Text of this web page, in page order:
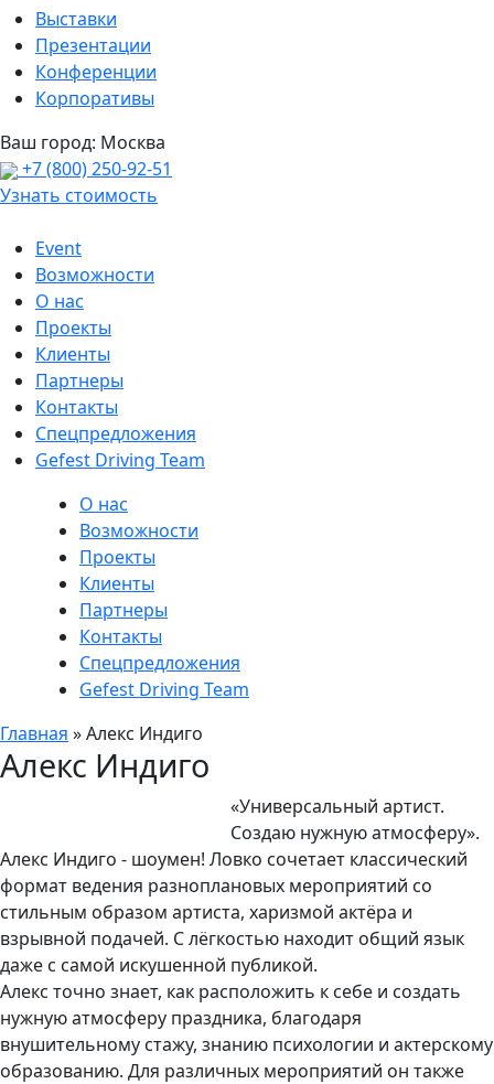
Выставки
Презентации
Конференции
Корпоративы
Ваш город: Москва
+7 (800) 250-92-51
Узнать стоимость
Event
Возможности
О нас
Проекты
Клиенты
Партнеры
Контакты
Спецпредложения
Gefest Driving Team
О нас
Возможности
Проекты
Клиенты
Партнеры
Контакты
Спецпредложения
Gefest Driving Team
Главная »Алекс Индиго
Алекс Индиго
«Универсальный артист.
Создаю нужную атмосферу».
Алекс Индиго - шоумен! Ловко сочетает классический
формат ведения разноплановых мероприятий со
стильным образом артиста, харизмой актёра и
взрывной подачей. С лёгкостью находит общий язык
даже с самой искушенной публикой.
Алекс точно знает, как расположить к себе и создать
нужную атмосферу праздника, благодаря
внушительному стажу, знанию психологии и актерскому
образованию. Для различных мероприятий он также